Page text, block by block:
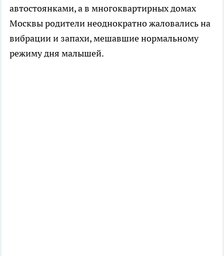
автостоянками, а в многоквартирных домах
Москвы родители неоднократно жаловались на
вибрации и запахи, мешавшие нормальному
режиму дня малышей.